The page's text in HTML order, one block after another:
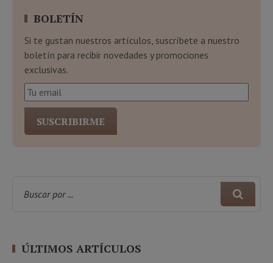
BOLETÍN
Si te gustan nuestros artículos, suscríbete a nuestro
boletín para recibir novedades y promociones
exclusivas.
ÚLTIMOS ARTÍCULOS